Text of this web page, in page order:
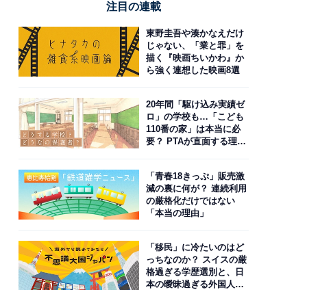
注目の連載
東野圭吾や湊かなえだけ
じゃない、「業と罪」を
描く『映画ちいかわ』か
ら強く連想した映画8選
20年間「駆け込み実績ゼ
ロ」の学校も…「こども
110番の家」は本当に必
要？ PTAが直面する理想
「青春18きっぷ」販売激
減の裏に何が？ 連続利用
の厳格化だけではない
「本当の理由」
「移民」に冷たいのはど
っちなのか？ スイスの厳
格過ぎる学歴選別と、日
本の曖昧過ぎる外国人政